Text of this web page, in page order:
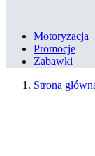
Motoryzacja
Promocje
Zabawki
Strona